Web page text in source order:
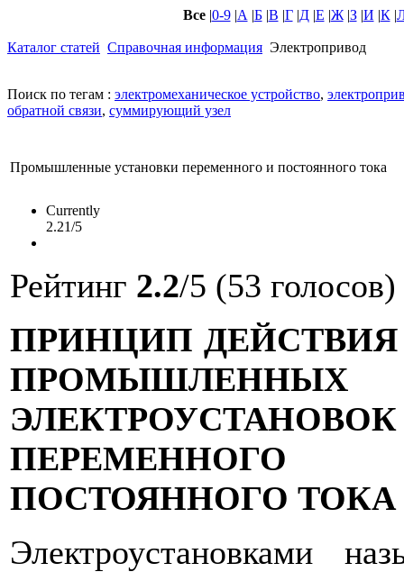
Все|0-9|А |Б|В |Г|Д|Е |Ж|З|И |К|
Каталог статей Справочная информация Электропривод
Поиск по тегам : электромеханическое устройство,
обратной связи, суммирующий узел
Промышленные установки переменного и постоянного тока
Currently
2.21/5
Рейтинг 2.2/5 (53 голосов)
ПРИНЦИП ДЕЙСТВИЯ
ПРОМЫШЛЕННЫХ
ЭЛЕКТРОУСТАНОВОК
ПОСТОЯННОГО ТОКА
Электроустановками